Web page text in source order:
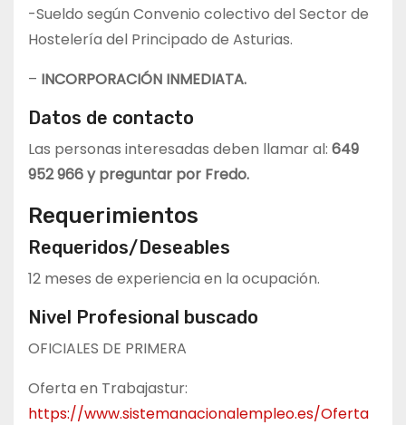
-Sueldo según Convenio colectivo del Sector de
Hostelería del Principado de Asturias.
– INCORPORACIÓN INMEDIATA.
Datos de contacto
Las personas interesadas deben llamar al: 649
952 966 y preguntar por Fredo.
Requerimientos
Requeridos/Deseables
12 meses de experiencia en la ocupación.
Nivel Profesional buscado
OFICIALES DE PRIMERA
Oferta en Trabajastur:
https://www.sistemanacionalempleo.es/Oferta